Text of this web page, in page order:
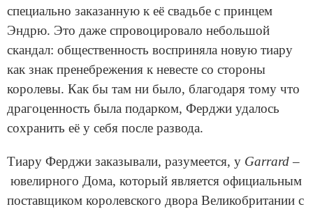
специально заказанную к её свадьбе с принцем
Эндрю. Это даже спровоцировало небольшой
скандал: общественность восприняла новую тиару
как знак пренебрежения к невесте со стороны
королевы. Как бы там ни было, благодаря тому что
драгоценность была подарком, Ферджи удалось
сохранить её у себя после развода.
Тиару Ферджи заказывали, разумеется, у Garrard–
ювелирного Дома, который является официальным
поставщиком королевского двора Великобритании с